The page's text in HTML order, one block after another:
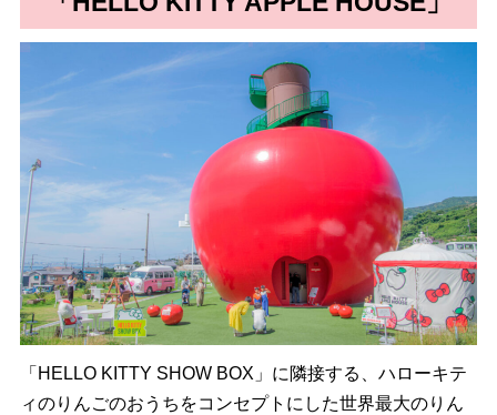
「HELLO KITTY SHOW BOX」に隣接する、ハローキテ
ィのりんごのおうちをコンセプトにした世界最大のりん